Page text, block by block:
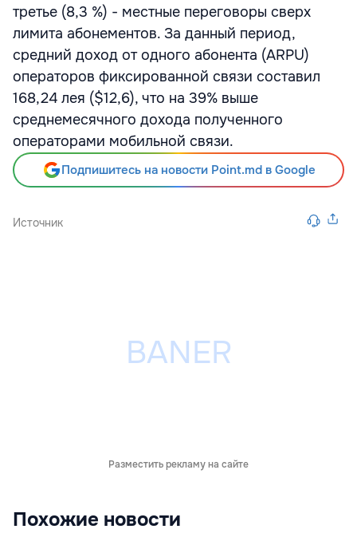
третье (8,3 %) - местные переговоры сверх
лимита абонементов. За данный период,
средний доход от одного абонента (ARPU)
операторов фиксированной связи составил
168,24 лея ($12,6), что на 39% выше
среднемесячного дохода полученного
операторами мобильной связи.
Подпишитесь на новости Point.md в Google
Источник
Разместить рекламу на сайте
Похожие новости